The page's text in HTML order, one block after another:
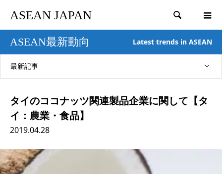
ASEAN JAPAN 
ASEAN最新動向 Latest trends in ASEAN
最新記事
タイのココナッツ関連製品企業に関して【タ
イ：農業・食品】
2019.04.28